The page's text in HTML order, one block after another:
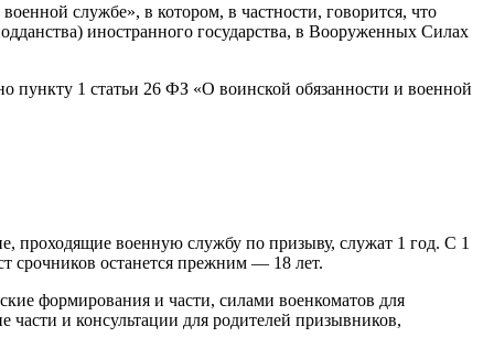
службе», в котором, в частности, говорится, что
иностранного государства, в Вооруженных Силах
пункту 1 статьи 26 ФЗ «О воинской обязанности и военной
проходящие военную службу по призыву, служат 1 год. С 1
срочников останется прежним — 18 лет.
формирования и части, силами военкоматов для
части и консультации для родителей призывников,